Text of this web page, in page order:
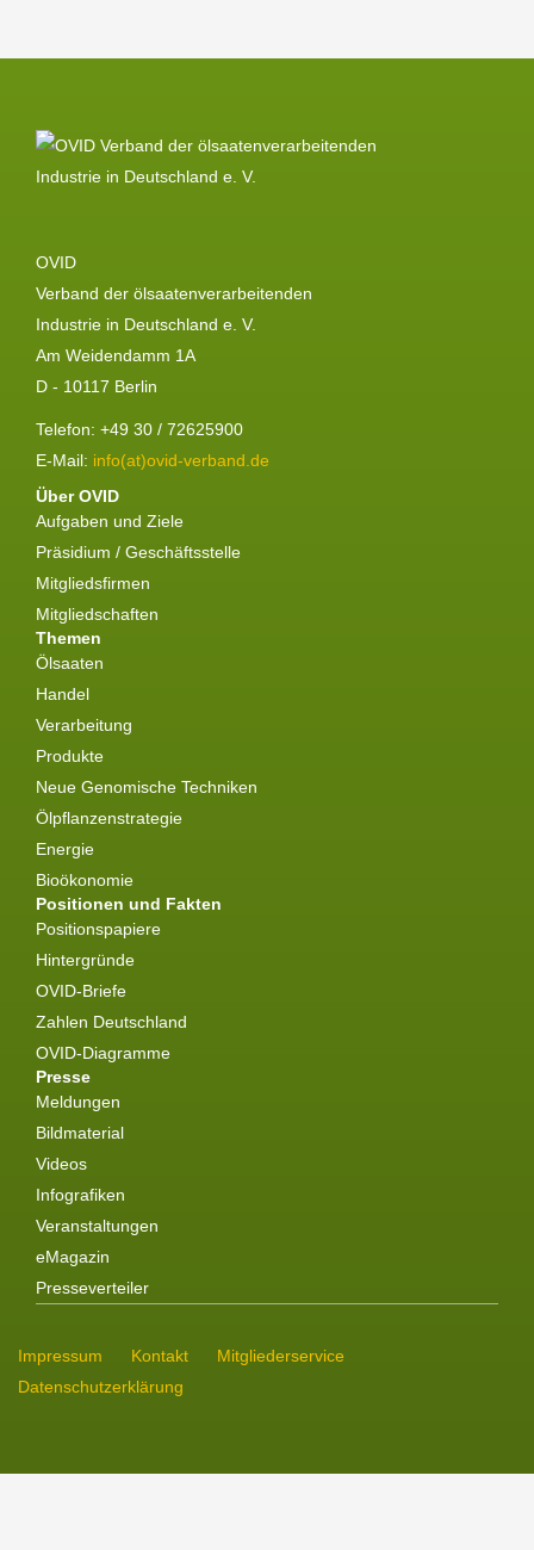
OVID
Verband der ölsaatenverarbeitenden
Industrie in Deutschland e. V.
Am Weidendamm 1A
D - 10117 Berlin
Telefon: +49 30 / 72625900
E-Mail: info(at)ovid-verband.de
Über OVID
Aufgaben und Ziele
Präsidium / Geschäftsstelle
Mitgliedsfirmen
Mitgliedschaften
Themen
Ölsaaten
Handel
Verarbeitung
Produkte
Neue Genomische Techniken
Ölpflanzenstrategie
Energie
Bioökonomie
Positionen und Fakten
Positionspapiere
Hintergründe
OVID-Briefe
Zahlen Deutschland
OVID-Diagramme
Presse
Meldungen
Bildmaterial
Videos
Infografiken
Veranstaltungen
eMagazin
Presseverteiler
Impressum Kontakt
Mitgliederservice
Datenschutzerklärung